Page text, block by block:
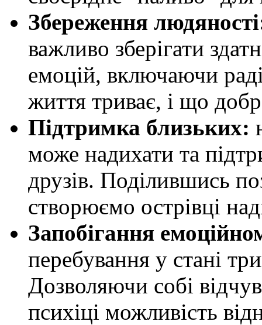
Збереження
важливо зберігати
емоцій, включаючи
життя триває, і що
Підтримка близьких:
може надихати та
друзів. Поділившись
створюємо острівці
Запобігання
перебування у стані
Дозволяючи собі
психіці можливість